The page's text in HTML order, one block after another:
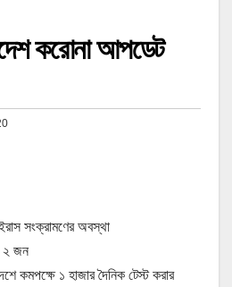
করোনা আপডেট
সংক্রামণের অবস্থা
২ জন
কমপক্ষে ১ হাজার দৈনিক টেস্ট করার